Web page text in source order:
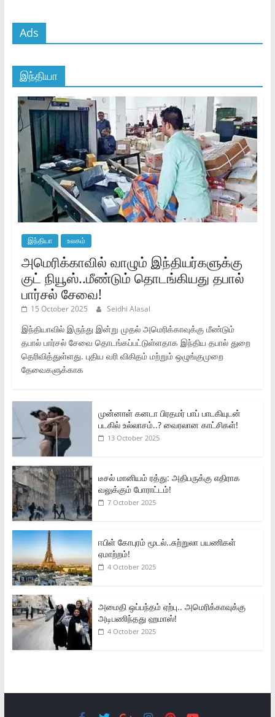
Ads
இந்தியா
இந்தியா உலகம்
அமெரிக்காவில் வாழும் இந்தியர்களுக்கு
குட் நியூஸ்..மீண்டும் தொடங்கியது தபால்
பார்சல் சேவை!
15 October 2025 Seidhi Alasal
இந்தியாவில் இருந்து இன்று முதல் அமெரிக்காவுக்கு மீண்டும்
தபால் பார்சல் சேவை தொடங்கப்பட்டுள்ளதாக இந்திய தபால் துறை
தெரிவித்துள்ளது. புதிய வரி விகிதம் மற்றும் ஒழுங்குமுறை
தேவைகளுக்காக
முன்னாள் கனடா பிரதமர் பாப் பாடகியுடன்
படகில் உல்லாசம்..? வைரலான காட்சிகள்!
13 October 2025
டீசல் மானியம் ரத்து: அதிபருக்கு எதிராக
வலுக்கும் போராட்டம்!
7 October 2025
ஈபிள் கோபுரம் மூடல்..சுற்றுலா பயணிகள்
ஏமாற்றம்!
4 October 2025
அமைதி ஒப்பந்தம் ஏற்பு.. அமெரிக்காவுக்கு
அடிபணிந்தது ஹமாஸ்!
4 October 2025